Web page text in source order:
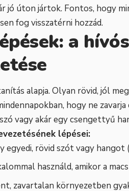
jó úton jártok. Fontos, hogy
fog visszatérni hozzád.
a
alapja. Olyan rövid, jól
hogy ne
vagy akár egy csengettyű
lépései:
egyedi, rövid szót vagy hangot
használd, amikor a
zavartalan környezetben